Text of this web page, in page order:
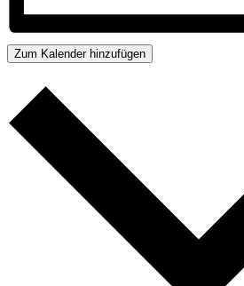
Zum Kalender hinzufügen